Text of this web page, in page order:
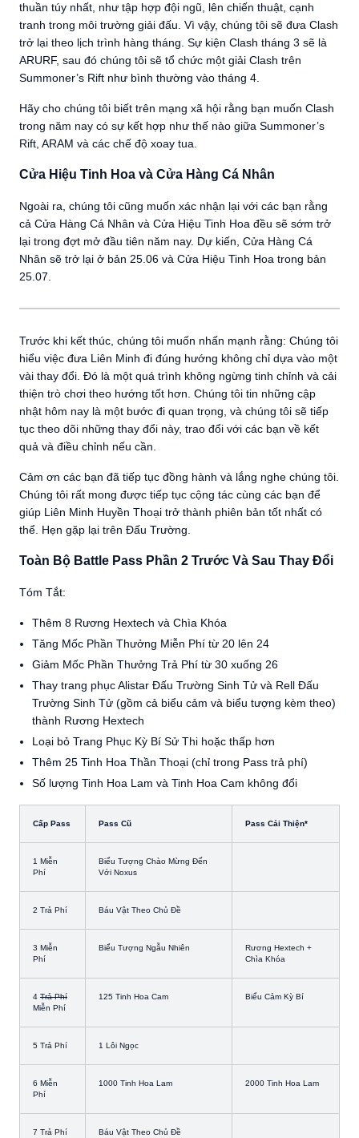
thuần túy nhất, như tập hợp đội ngũ, lên chiến thuật, cạnh
tranh trong môi trường giải đấu. Vì vậy, chúng tôi sẽ đưa Clash
trở lại theo lịch trình hàng tháng. Sự kiện Clash tháng 3 sẽ là
ARURF, sau đó chúng tôi sẽ tổ chức một giải Clash trên
Summoner’s Rift như bình thường vào tháng 4.
Hãy cho chúng tôi biết trên mạng xã hội rằng bạn muốn Clash
trong năm nay có sự kết hợp như thế nào giữa Summoner’s
Rift, ARAM và các chế độ xoay tua.
Cửa Hiệu Tinh Hoa và Cửa Hàng Cá Nhân
Ngoài ra, chúng tôi cũng muốn xác nhận lại với các bạn rằng
cả Cửa Hàng Cá Nhân và Cửa Hiệu Tinh Hoa đều sẽ sớm trở
lại trong đợt mở đầu tiên năm nay. Dự kiến, Cửa Hàng Cá
Nhân sẽ trở lại ở bản 25.06 và Cửa Hiệu Tinh Hoa trong bản
25.07.
Trước khi kết thúc, chúng tôi muốn nhấn mạnh rằng: Chúng tôi
hiểu việc đưa Liên Minh đi đúng hướng không chỉ dựa vào một
vài thay đổi. Đó là một quá trình không ngừng tinh chỉnh và cải
thiện trò chơi theo hướng tốt hơn. Chúng tôi tin những cập
nhật hôm nay là một bước đi quan trọng, và chúng tôi sẽ tiếp
tục theo dõi những thay đổi này, trao đổi với các bạn về kết
quả và điều chỉnh nếu cần.
Cảm ơn các bạn đã tiếp tục đồng hành và lắng nghe chúng tôi.
Chúng tôi rất mong được tiếp tục cộng tác cùng các bạn để
giúp Liên Minh Huyền Thoại trở thành phiên bản tốt nhất có
thể. Hẹn gặp lại trên Đấu Trường.
Toàn Bộ Battle Pass Phần 2 Trước Và Sau Thay Đổi
Tóm Tắt:
Thêm 8 Rương Hextech và Chìa Khóa
Tăng Mốc Phần Thưởng Miễn Phí từ 20 lên 24
Giảm Mốc Phần Thưởng Trả Phí từ 30 xuống 26
Thay trang phục Alistar Đấu Trường Sinh Tử và Rell Đấu
Trường Sinh Tử (gồm cả biểu cảm và biểu tượng kèm theo)
thành Rương Hextech
Loại bỏ Trang Phục Kỳ Bí Sử Thi hoặc thấp hơn
Thêm 25 Tinh Hoa Thần Thoại (chỉ trong Pass trả phí)
Số lượng Tinh Hoa Lam và Tinh Hoa Cam không đổi
Cấp Pass Pass Cũ Pass Cải Thiện*
1 Miễn
Phí
Biểu Tượng Chào Mừng Đến
Với Noxus
2 Trả Phí Báu Vật Theo Chủ Đề
3 Miễn
Phí
Biểu Tượng Ngẫu Nhiên
Rương Hextech +
Chìa Khóa
4 Trả Phí
Miễn Phí
125 Tinh Hoa Cam Biểu Cảm Kỳ Bí
5 Trả Phí 1 Lôi Ngọc
6 Miễn
Phí
1000 Tinh Hoa Lam 2000 Tinh Hoa Lam
7 Trả Phí Báu Vật Theo Chủ Đề